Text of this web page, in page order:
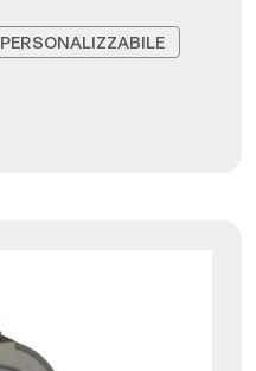
PERSONALIZZABILE